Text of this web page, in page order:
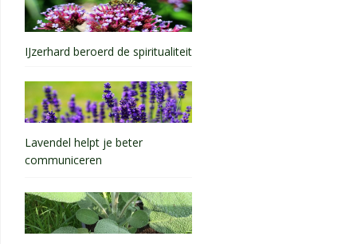
IJzerhard beroerd de spiritualiteit
Lavendel helpt je beter
communiceren